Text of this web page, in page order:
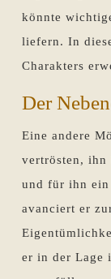
könnte
liefern. In
Charakters
Der
Eine andere
vertrösten, ihn
und für ihn ein
avanciert er
er in der Lage